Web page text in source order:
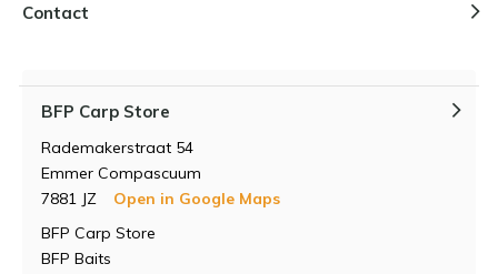
Contact
BFP Carp Store
Rademakerstraat 54
Emmer Compascuum
7881 JZ
Open in Google Maps
BFP Carp Store
BFP Baits